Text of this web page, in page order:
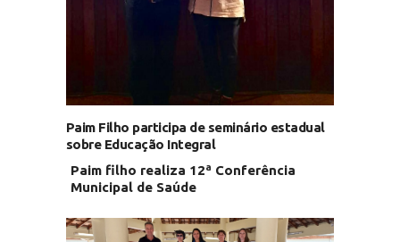
Paim Filho participa de seminário estadual
sobre Educação Integral
Paim filho realiza 12ª Conferência
Municipal de Saúde